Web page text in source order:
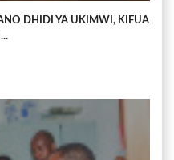
DHIDI YA UKIMWI, KIFUA